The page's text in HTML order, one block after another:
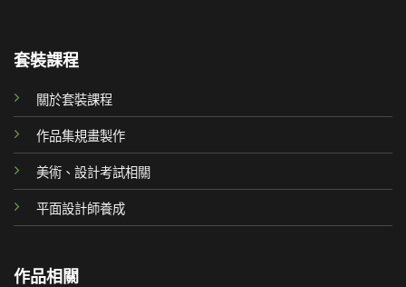
套裝課程
關於套裝課程
作品集規畫製作
美術、設計考試相關
平面設計師養成
作品相關